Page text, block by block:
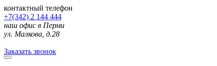
контактный телефон
+7(342) 2 144 444
наш офис в Перми
ул. Малкова, д.28
Заказать звонок